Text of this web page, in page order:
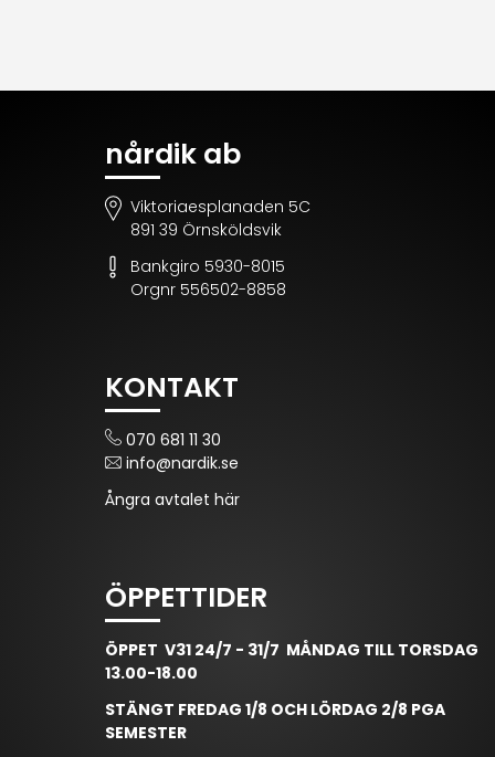
nårdik ab
Viktoriaesplanaden 5C
891 39 Örnsköldsvik
Bankgiro 5930-8015
Orgnr 556502-8858
KONTAKT
070 681 11 30
info@nardik.se
Ångra avtalet här
ÖPPETTIDER
ÖPPET V31 24/7 - 31/7 MÅNDAG TILL TORSDAG
13.00-18.00
STÄNGT FREDAG 1/8 OCH LÖRDAG 2/8 PGA
SEMESTER